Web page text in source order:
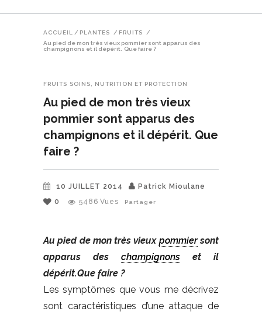
ACCUEIL / PLANTES / FRUITS
/
Au pied de mon très vieux pommier sont apparus des
champignons et il dépérit. Que faire ?
FRUITS SOINS, NUTRITION ET PROTECTION
Au pied de mon très vieux
pommier sont apparus des
champignons et il dépérit. Que
faire ?
10 JUILLET 2014
Patrick Mioulane
0
5486 Vues Partager
Au pied de mon très vieux pommiersont
apparus des champignons et il
dépérit.Que faire ?
Les symptômes que vous me décrivez
sont caractéristiques d’une attaque de